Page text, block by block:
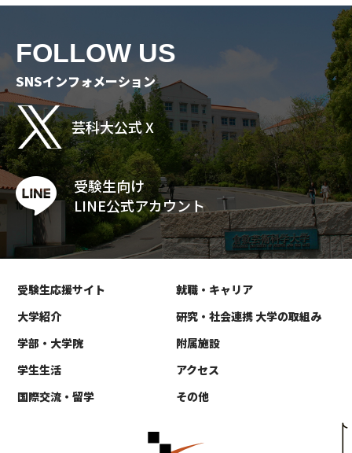
FOLLOW US
SNSインフォメーション
芸科大公式 X
受験生向け
LINE公式アカウント
受験生応援サイト
大学紹介
学部・大学院
学生生活
国際交流・留学
就職・キャリア
研究・社会連携 大学の取組み
附属施設
アクセス
その他